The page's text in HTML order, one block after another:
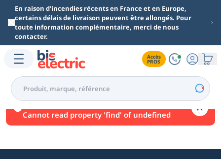
Aller au contenu principal
En raison d'incendies récents en France et en Europe,
certains délais de livraison peuvent être allongés. Pour
toute information complémentaire, merci de nous
contacter.
Accès
PROS
Une erreur est survenue.
Cannot read property 'find' of undefined